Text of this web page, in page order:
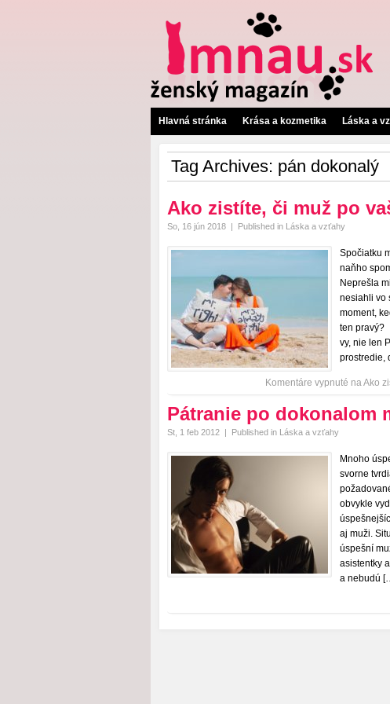
Hlavná stránka Krása a kozmetika Láska a
Tag Archives: pán dokonalý
Ako zistíte, či muž po
So, 16 jún 2018 | Published in Láska a vzťahy
Spočiatku
naňho
Neprešla
nesiahli vo
moment,
ten pravý?
vy, nie len
prostredie,
Komentáre vypnuté na Ako
Pátranie po dokonalom
St, 1 feb 2012 | Published in Láska a vzťahy
Mnoho
svorne
obvykle
aj muži.
úspešní
asistentky
a nebudú